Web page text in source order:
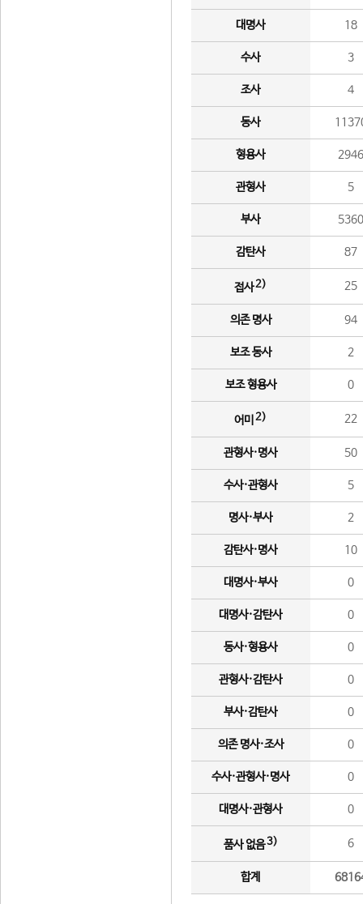
대명사 18
수사 3
조사 4
동사
형용사 2946
관형사 5
부사 5360
감탄사 87
접사2) 25
의존 명사 94
보조 동사 2
보조 형용사 0
어미 2) 22
관형사·명사 50
수사·관형사 5
명사·부사 2
감탄사·명사 10
대명사·부사 0
대명사·감탄사 0
동사·형용사 0
관형사·감탄사 0
부사·감탄사 0
의존 명사·조사 0
수사·관형사·명사 0
대명사·관형사 0
품사 없음3) 6
합계